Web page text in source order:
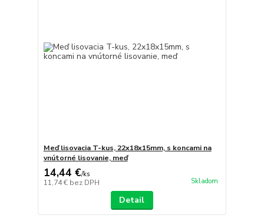
Meď lisovacia T-kus, 22x18x15mm, s koncami na
vnútorné lisovanie, meď
14,44 €/ks
11,74 € bez DPH Skladom
Detail